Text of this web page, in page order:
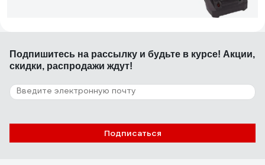
брал для переделки под интерскол все отлично
подошло
Отзыв о зарядном устройстве Makita
Подпишитесь на рассылку и будьте в курсе! Акции,
скидки, распродажи ждут!
Подписаться